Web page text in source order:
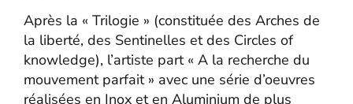
Après la « Trilogie » (constituée des Arches de
la liberté, des Sentinelles et des Circles of
knowledge), l’artiste part « A la recherche du
mouvement parfait » avec une série d’oeuvres
réalisées en Inox et en Aluminium de plus